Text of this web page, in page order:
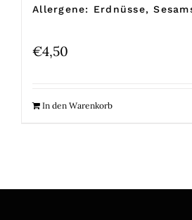
Allergene: Erdnüsse,
€4,50
In den Warenkorb